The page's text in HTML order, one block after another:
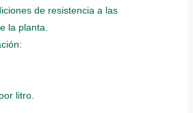
de resistencia a las
la planta.
litro.